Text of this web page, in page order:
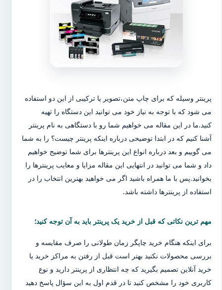
پرینتر وسیله که برای چاپ متن،تصویر یا ترکیبی از این دو استفاده
می شود که با توجه به نیاز خود می توانید این دستگاه را تهیه
کنید.ما در این مقاله می خواهیم شما رو با دستگاهی به نام پرینتر
آشنا کنیم که در ابتدا توضیحی درباره اینکه پرینتر چیست؟ را به شما
می گوییم و بعد درباره انواع این پرینترها برای شما توضیح خواهیم
داد و شما می توانید در انتهایی این مقاله مزایا و معایب پرینترها را
بخوانید.پس با ما همراه باشید اگر می خواهید بهترین انتخاب را در
استفاده از پرینترها داشته باشد.
مهم ترین نکاتی که قبل از خرید یک پرینتر باید به آن توجه کنید؛
برای اینکه هنگام خرید چاپگر زمان طولانی را صرف مقایسه و
بررسی محصولات نکنید بهتر است قبل از رفتن به مراکز خرید یا
خرید آنلاین تصمیم بگیرید که چه انتظاری از پرینتر دارید و نوع
کاربری خود را مشخص کنید تا در قدم اول به این سؤال پاسخ دهید